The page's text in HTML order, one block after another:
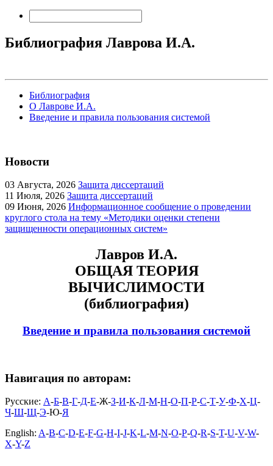
Библиография Лаврова И.А.
Библиография
О Лаврове И.А.
Введение и правила пользования системой
Новости
03 Августа, 2026 Защита диссертаций
11 Июля, 2026 Защита диссертаций
09 Июня, 2026 Информационное сообщение о проведении
круглого стола на тему «Методики оценки степени
защищенности операционных систем»
Лавров И.А.
ОБЩАЯ ТЕОРИЯ
ВЫЧИСЛИМОСТИ
(библиография)
Введение и правила пользования системой
Навигация по авторам:
Русские: А-Б-В-Г-Д-Е-Ж-З-И-К-Л-М-Н-О-П-Р-С-Т-У-Ф-Х-Ц-
Ч-Ш-Щ-Э-Ю-Я
English: A-B-C-D-E-F-G-H-I-J-K-L-M-N-O-P-Q-R-S-T-U-V-W-
X-Y-Z